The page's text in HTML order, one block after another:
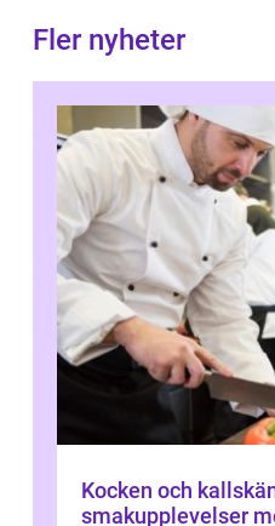
Fler nyheter
Kocken och
smakupplevelser